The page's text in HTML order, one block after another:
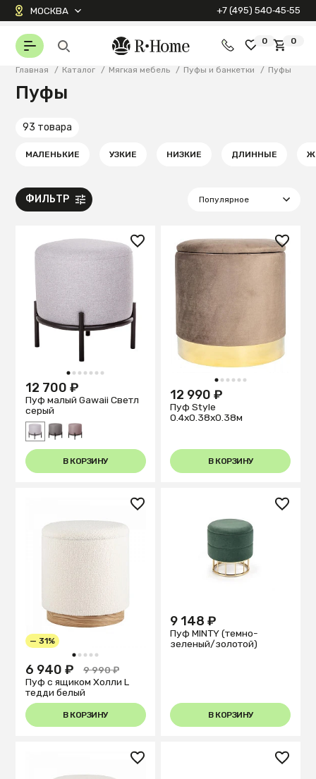
МОСКВА +7 (495) 540‑45‑55
0 0
Главная / Каталог / Мягкая мебель / Пуфы и банкетки / Пуфы
Пуфы
93 товара
МАЛЕНЬКИЕ УЗКИЕ НИЗКИЕ ДЛИННЫЕ
ФИЛЬТР
1 2 3 4 5 6 7
12 700 ₽
Пуф малый Gawaii Светл
серый
В КОРЗИНУ
1 2 3 4 5 6
12 990 ₽
Пуф Style
0.4x0.38x0.38м
В КОРЗИНУ
1 2 3 4 5
— 31%
6 940 ₽
9 990 ₽
Пуф с ящиком Холли L
тедди белый
В КОРЗИНУ
9 148 ₽
Пуф MINTY (темно-
зеленый/золотой)
В КОРЗИНУ